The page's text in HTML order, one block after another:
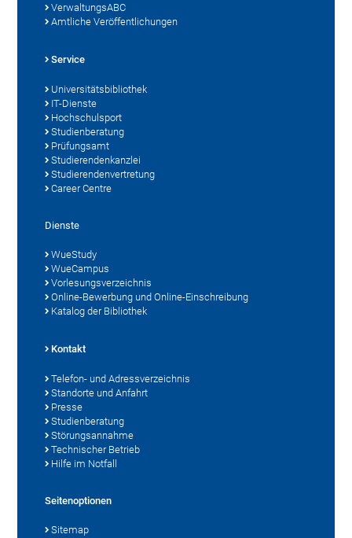
VerwaltungsABC
Amtliche Veröffentlichungen
Service
Universitätsbibliothek
IT-Dienste
Hochschulsport
Studienberatung
Prüfungsamt
Studierendenkanzlei
Studierendenvertretung
Career Centre
Dienste
WueStudy
WueCampus
Vorlesungsverzeichnis
Online-Bewerbung und Online-Einschreibung
Katalog der Bibliothek
Kontakt
Telefon- und Adressverzeichnis
Standorte und Anfahrt
Presse
Studienberatung
Störungsannahme
Technischer Betrieb
Hilfe im Notfall
Seitenoptionen
Sitemap